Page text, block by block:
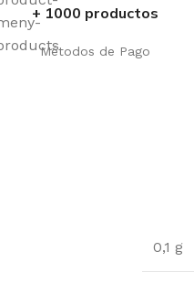
+ 1000 productos
Métodos de Pago
0,1 g